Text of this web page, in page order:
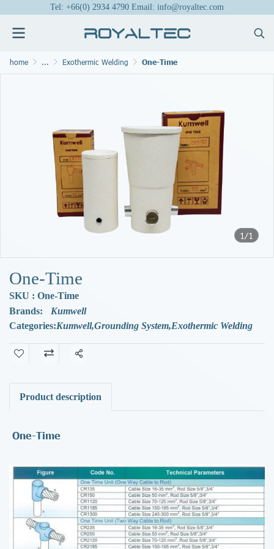
Tel: +66(0) 2934 4790 Email: info@royaltec.com
home ... Exothermic Welding One-Time
1/1
One-Time
SKU : One-Time
Brands:
Kumwell
Categories:Kumwell,Grounding System,Exothermic Welding
Share
Product description
One-Time